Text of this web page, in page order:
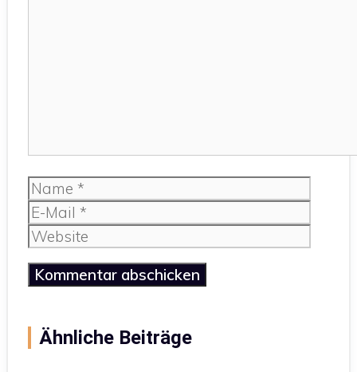
Name
E-
Mail
Website
Ähnliche Beiträge